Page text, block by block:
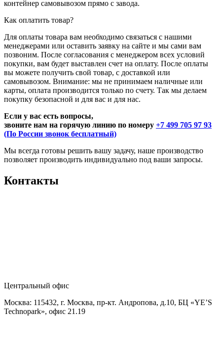
контейнер самовывозом прямо с завода.
Как оплатить товар?
Для оплаты товара вам необходимо связаться с нашими
менеджерами или оставить заявку на сайте и мы сами вам
позвоним. После согласования с менеджером всех условий
покупки, вам будет выставлен счет на оплату. После оплаты
вы можете получить свой товар, с доставкой или
самовывозом. Внимание: мы не принимаем наличные или
карты, оплата производится только по счету. Так мы делаем
покупку безопасной и для вас и для нас.
Если у вас есть вопросы,
звоните нам на горячую линию по номеру +7 499 705 97 93
(По России звонок бесплатный)
Мы всегда готовы решить вашу задачу, наше производство
позволяет производить индивидуально под ваши запросы.
Контакты
Центральный офис
Москва: 115432, г. Москва, пр-кт. Андропова, д.10, БЦ «YE’S
Technopark», офис 21.19